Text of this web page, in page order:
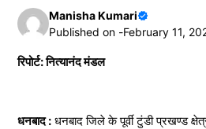
Manisha Kumari
Published on -February 11,
रिपोर्ट: नित्यानंद मंडल
धनबाद : धनबाद जिले के पूर्वी टुंडी प्रखण्ड